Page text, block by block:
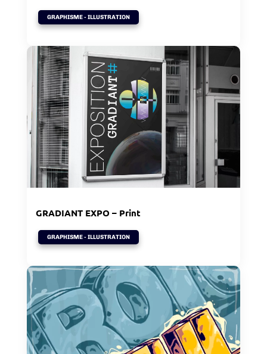
GRAPHISME - ILLUSTRATION
GRADIANT EXPO – Print
GRAPHISME - ILLUSTRATION